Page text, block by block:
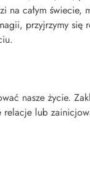
na całym świecie,
przyjrzymy się
nasze życie.
lub